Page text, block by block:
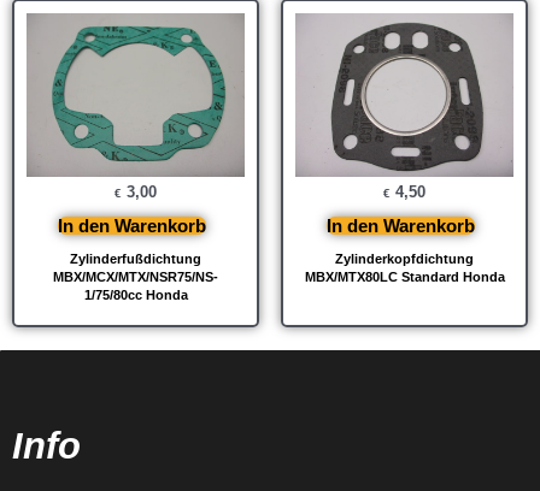
Zylinderfußdichtung
MBX/MCX/MTX/NSR75/NS-
1/75/80cc Honda
€ 3,00
In den Warenkorb
Zylinderkopfdichtung
MBX/MTX80LC Standard Honda
€ 4,50
In den Warenkorb
Info